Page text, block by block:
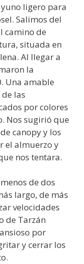
ligero para
Salimos del
camino de
situada en
Al llegar a
la
Una amable
las
por colores
Nos sugirió que
canopy y los
el almuerzo y
nos tentara.
de dos
largo, de más
velocidades
de Tarzán
por
y cerrar los